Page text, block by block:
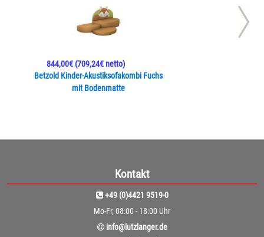
Betzold Kinder-Akustiksofakombi Fuchs
mit Bodenmatte
844,00€(709,24€ netto)
Kontakt
+49 (0)4421 9519-0
Mo-Fr, 08:00 - 18:00 Uhr
info@lutzlanger.de